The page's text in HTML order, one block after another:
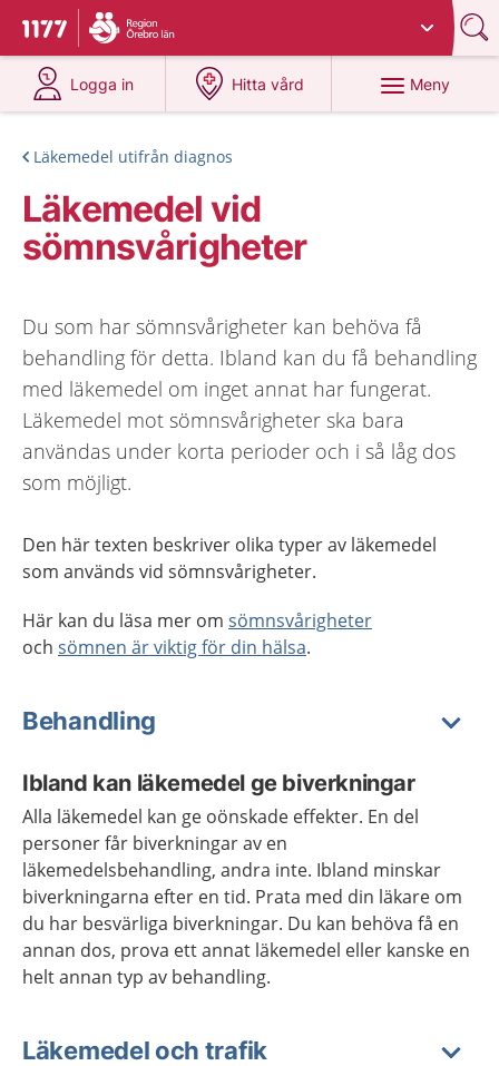
Till startsidan för 1177
Du har valt region
Logga in
på 1177.se
Hitta vård
på 1177.se
Meny
Läkemedel utifrån diagnos
Läkemedel vid
sömnsvårigheter
Du som har sömnsvårigheter kan behöva få
behandling för detta. Ibland kan du få behandling
med läkemedel om inget annat har fungerat.
Läkemedel mot sömnsvårigheter ska bara
användas under korta perioder och i så låg dos
som möjligt.
Den här texten beskriver olika typer av läkemedel
som används vid sömnsvårigheter.
Här kan du läsa mer om sömnsvårigheter
och sömnen är viktig för din hälsa.
Behandling
Ibland kan läkemedel ge biverkningar
Alla läkemedel kan ge oönskade effekter. En del
personer får biverkningar av en
läkemedelsbehandling, andra inte. Ibland minskar
biverkningarna efter en tid. Prata med din läkare om
du har besvärliga biverkningar. Du kan behöva få en
annan dos, prova ett annat läkemedel eller kanske en
helt annan typ av behandling.
Läkemedel och trafik